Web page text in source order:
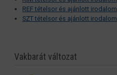
REF tételsor és ajánlott irodalom
SZT tételsor és ajánlott irodalom
Vakbarát változat